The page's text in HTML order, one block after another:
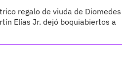
regalo de viuda de Diomedes
Elías Jr. dejó boquiabiertos a